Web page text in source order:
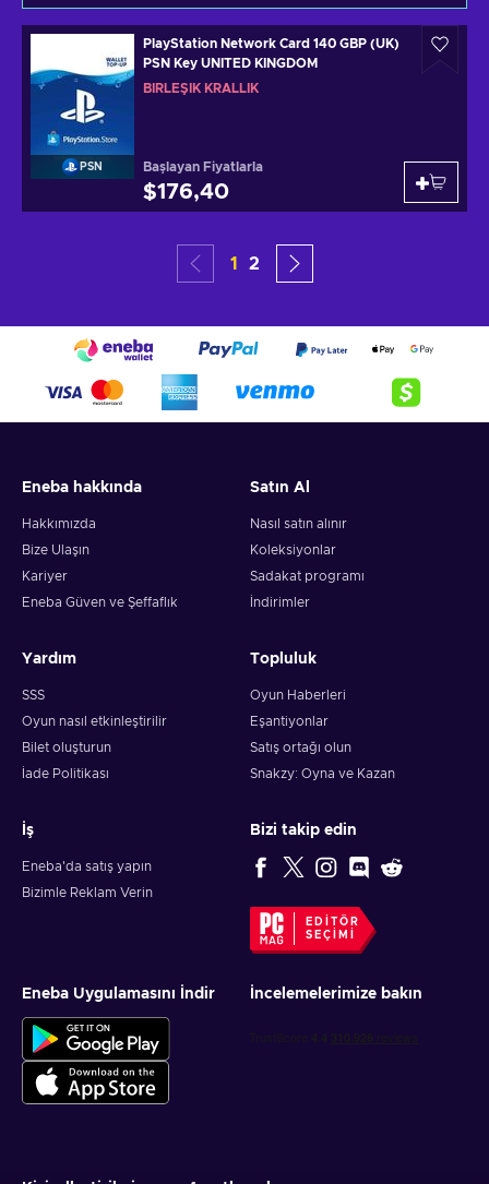
PSN
PlayStation Network Card 140 GBP (UK)
PSN Key UNITED KINGDOM
BIRLEŞIK KRALLIK
Başlayan Fiyatlarla
$176,40
1 2
Eneba hakkında
Hakkımızda
Bize Ulaşın
Kariyer
Eneba Güven ve Şeffaflık
Satın Al
Nasıl satın alınır
Koleksiyonlar
Sadakat programı
İndirimler
Yardım
SSS
Oyun nasıl etkinleştirilir
Bilet oluşturun
İade Politikası
Topluluk
Oyun Haberleri
Eşantiyonlar
Satış ortağı olun
Snakzy: Oyna ve Kazan
İş
Eneba'da satış yapın
Bizimle Reklam Verin
Bizi takip edin
EDITÖR
SEÇIMI
Eneba Uygulamasını İndir İncelemelerimize bakın